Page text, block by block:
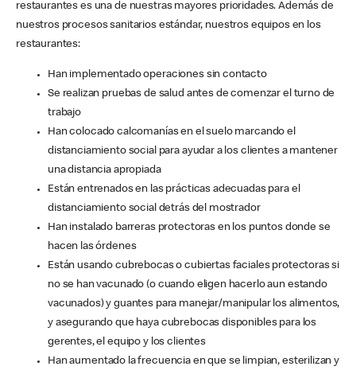
restaurantes es una de nuestras mayores prioridades. Además de
nuestros procesos sanitarios estándar, nuestros equipos en los
restaurantes:
Han implementado operaciones sin contacto
Se realizan pruebas de salud antes de comenzar el turno de
trabajo
Han colocado calcomanías en el suelo marcando el
distanciamiento social para ayudar a los clientes a mantener
una distancia apropiada
Están entrenados en las prácticas adecuadas para el
distanciamiento social detrás del mostrador
Han instalado barreras protectoras en los puntos donde se
hacen las órdenes
Están usando cubrebocas o cubiertas faciales protectoras si
no se han vacunado (o cuando eligen hacerlo aun estando
vacunados) y guantes para manejar/manipular los alimentos,
y asegurando que haya cubrebocas disponibles para los
gerentes, el equipo y los clientes
Han aumentado la frecuencia en que se limpian, esterilizan y